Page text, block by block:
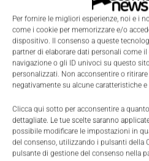
Per fornire le migliori esperienze, noi e i
come i cookie per memorizzare e/o
dispositivo. Il consenso a queste
partner di elaborare dati personali come
navigazione o gli ID univoci su questo
personalizzati. Non acconsentire o
negativamente su alcune caratteristiche
Clicca qui sotto per acconsentire a
dettagliate. Le tue scelte saranno
possibile modificare le impostazioni in
del consenso, utilizzando i pulsanti della
pulsante di gestione del consenso nella
Edicola